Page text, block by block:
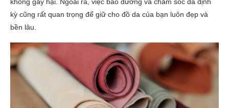
kỳ cũng rất quan trọng để giữ cho đồ da của bạn luôn đẹp và
bền lâu.